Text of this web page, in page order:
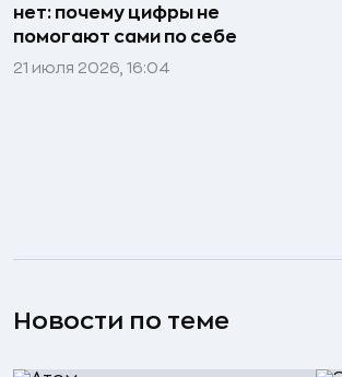
нет: почему цифры не
помогают сами по себе
21 июля 2026, 16:04
Новости по теме